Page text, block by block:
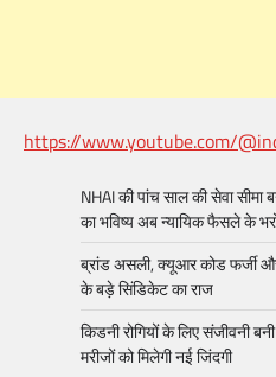
https://www.youtube.com/
NHAI की पांच साल की सेवा सीमा
का भविष्य अब न्यायिक फैसले के
ब्रांड असली, क्यूआर कोड फर्जी
के बड़े सिंडिकेट का राज
किडनी रोगियों के लिए संजीवनी
मरीजों को मिलेगी नई जिंदगी